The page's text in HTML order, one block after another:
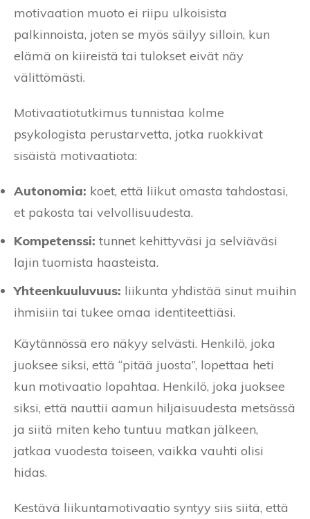
motivaation muoto ei riipu ulkoisista
palkinnoista, joten se myös säilyy silloin, kun
elämä on kiireistä tai tulokset eivät näy
välittömästi.
Motivaatiotutkimus tunnistaa kolme
psykologista perustarvetta, jotka ruokkivat
sisäistä motivaatiota:
Autonomia: koet, että liikut omasta tahdostasi,
et pakosta tai velvollisuudesta.
Kompetenssi: tunnet kehittyväsi ja selviäväsi
lajin tuomista haasteista.
Yhteenkuuluvuus: liikunta yhdistää sinut muihin
ihmisiin tai tukee omaa identiteettiäsi.
Käytännössä ero näkyy selvästi. Henkilö, joka
juoksee siksi, että “pitää juosta”, lopettaa heti
kun motivaatio lopahtaa. Henkilö, joka juoksee
siksi, että nauttii aamun hiljaisuudesta metsässä
ja siitä miten keho tuntuu matkan jälkeen,
jatkaa vuodesta toiseen, vaikka vauhti olisi
hidas.
Kestävä liikuntamotivaatio syntyy siis siitä, että